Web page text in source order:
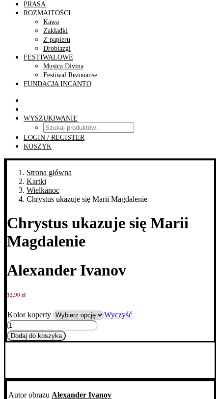
PRASA
ROZMAITOŚCI
Kawa
Zakładki
Z papieru
Drobiazgi
FESTIWALOWE
Musica Divina
Festiwal Rezonanse
FUNDACJA INCANTO
WYSZUKIWANIE
LOGIN / REGISTER
KOSZYK
Strona główna
Kartki
Wielkanoc
Chrystus ukazuje się Marii Magdalenie
Chrystus ukazuje się Marii
Magdalenie
Alexander Ivanov
12,90 zł
Kolor koperty
Wyczyść
ilość
Chrystus
ukazuje
Dodaj do koszyka
Autor obrazu Alexander Ivanov